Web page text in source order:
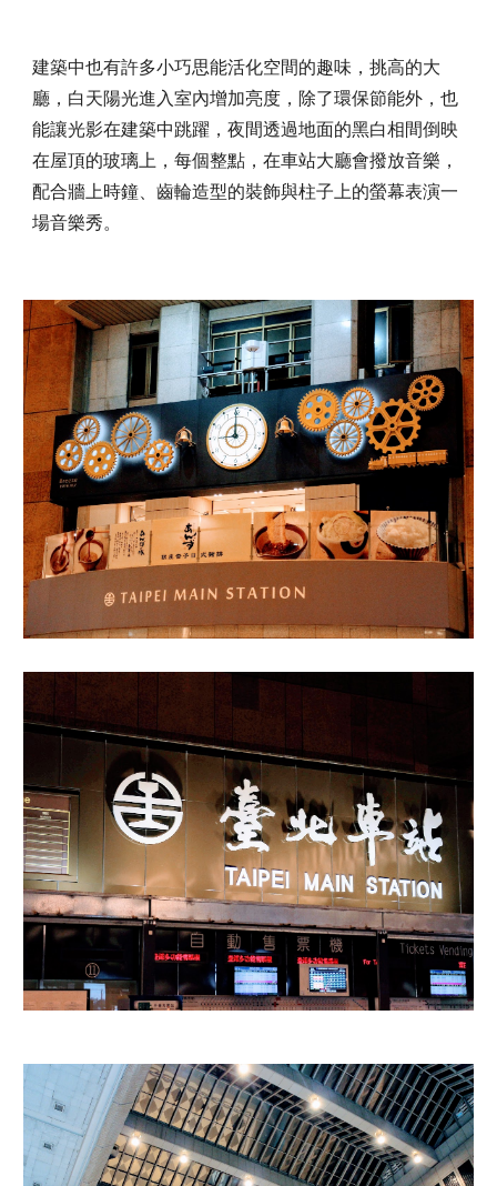
建築中也有許多小巧思能活化空間的趣味，挑高的大
廳，白天陽光進入室內增加亮度，除了環保節能外，也
能讓光影在建築中跳躍，夜間透過地面的黑白相間倒映
在屋頂的玻璃上，每個整點，在車站大廳會撥放音樂，
配合牆上時鐘、齒輪造型的裝飾與柱子上的螢幕表演一
場音樂秀。